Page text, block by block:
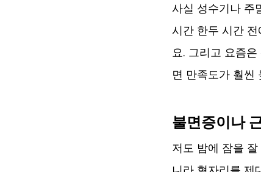
사실 성수기나 주
시간 한두 시간
요. 그리고 요즘
면 만족도가 훨씬
불면증이나
저도 밤에 잠을